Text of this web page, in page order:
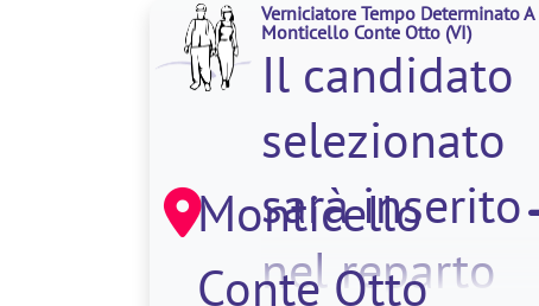
Verniciatore Tempo Determinato A
Monticello Conte Otto(VI)
Il candidato
selezionato
sarà inserito
nel reparto
Monticello
Conte Otto